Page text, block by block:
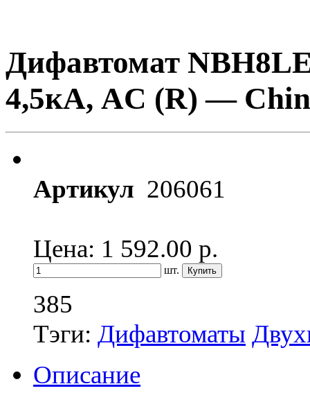
Дифавтомат
4,5кА, AC (R) —
Артикул 206061
Цена: 1 592.00 р.
шт.
385
Тэги: Дифавтоматы
Описание